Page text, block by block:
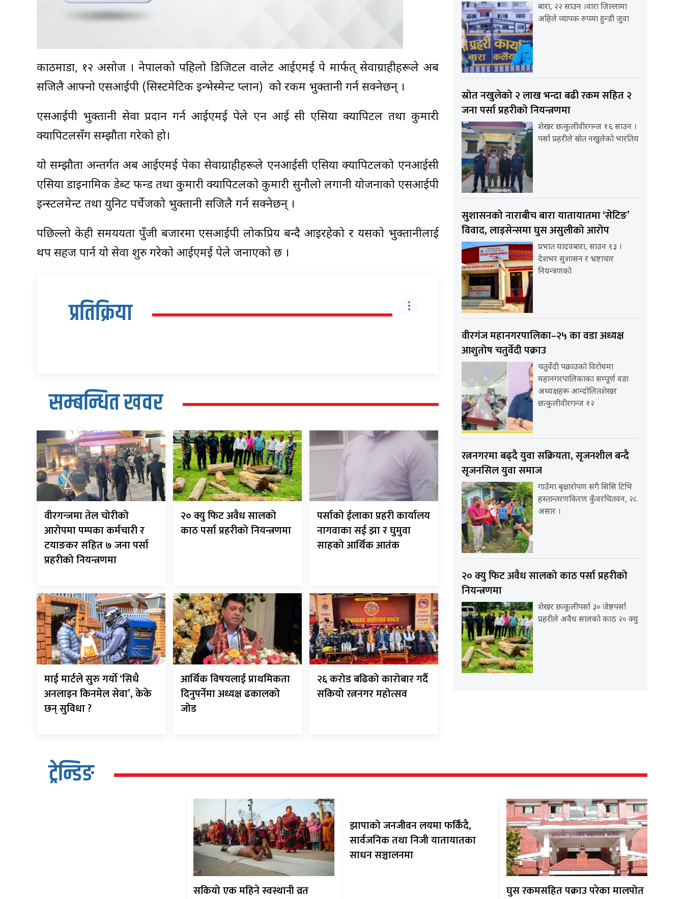
काठमाडौं, १२ असोज । नेपालको पहिलो डिजिटल वालेट आईएमई पे मार्फत् सेवाग्राहीहरूले अब
सजिलै आफ्नो एसआईपी (सिस्टमेटिक इन्भेस्मेन्ट प्लान) को रकम भुक्तानी गर्न सक्नेछन् ।
एसआईपी भुक्तानी सेवा प्रदान गर्न आईएमई पेले एन आई सी एसिया क्यापिटल तथा कुमारी
क्यापिटलसँग सम्झौता गरेको हो।
यो सम्झौता अन्तर्गत अब आईएमई पेका सेवाग्राहीहरूले एनआईसी एसिया क्यापिटलको एनआईसी
एसिया डाइनामिक डेब्ट फन्ड तथा कुमारी क्यापिटलको कुमारी सुनौलो लगानी योजनाको एसआईपी
इन्स्टलमेन्ट तथा युनिट पर्चेजको भुक्तानी सजिलै गर्न सक्नेछन् ।
पछिल्लो केही समययता पुँजी बजारमा एसआईपी लोकप्रिय बन्दै आइरहेको र यसको भुक्तानीलाई
थप सहज पार्न यो सेवा शुरु गरेको आईएमई पेले जनाएको छ ।
प्रतिक्रिया
सम्बन्धित खवर
वीरगन्जमा तेल चोरीको
आरोपमा पम्पका कर्मचारी र
टयाङकर सहित ७ जना पर्सा
प्रहरीको नियन्त्रणमा
२० क्यु फिट अवैध सालको
काठ पर्सा प्रहरीको नियन्त्रणमा
पर्साको ईलाका प्रहरी कार्यालय
नागवाका सई झा र घुमुवा
साहको आर्थिक आतंक
माई मार्टले सुरु गर्यो ‘सिधै
अनलाइन किनमेल सेवा’, केके
छन् सुविधा ?
आर्थिक विषयलाई प्राथमिकता
दिनुपर्नेमा अध्यक्ष ढकालको
जोड
२६ करोड बढिको कारोबार गर्दै
सकियो रत्ननगर महोत्सव
बारा, २२ साउन ।वारा जिल्लामा
अहिले व्यापक रुपमा हुन्डी जुवा
स्रोत नखुलेको २ लाख भन्दा बढी रकम सहित २
जना पर्सा प्रहरीको नियन्त्रणमा
शेखर छत्कुलीवीरगन्ज १६ साउन ।
पर्सा प्रहरीले स्रोत नखुलेको भारतिय
सुशासनको नाराबीच बारा यातायातमा ‘सेटिङ’
विवाद, लाइसेन्समा घुस असुलीको आरोप
प्रभात यादवबारा, साउन १३ ।
देशभर सुशासन र भ्रष्टाचार
नियन्त्रणको
वीरगंज महानगरपालिका–२५ का वडा अध्यक्ष
आशुतोष चतुर्वेदी पक्राउ
चतुर्वेदी पक्राउको विरोधमा
महानगरपालिकाका सम्पूर्ण वडा
अध्यक्षहरू आन्दोलितशेखर
छत्कुलीवीरगन्ज १२
रत्ननगरमा बढ्दै युवा सक्रियता, सृजनशील बन्दै
सृजनसिल युवा समाज
गाउँमा बृक्षारोपण संगै सिसि टिभि
हस्तान्तरणकिरण कुँवरचितवन, २८
असार ।
२० क्यु फिट अवैध सालको काठ पर्सा प्रहरीको
नियन्त्रणमा
शेखर छत्कुलीपर्सा ३० जेष्ठपर्सा
प्रहरीले अवैध सालको काठ २० क्यु
ट्रेन्डिङ
सकियो एक महिने स्वस्थानी व्रत
झापाको जनजीवन लयमा फर्किँदै,
सार्वजनिक तथा निजी यातायातका
साधन सञ्चालनमा
घुस रकमसहित पक्राउ परेका मालपोत